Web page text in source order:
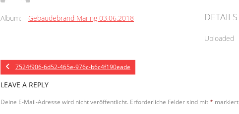
Album: Gebäudebrand Maring 03.06.2018 DETAILS
Uploaded
7524f906-6d52-465e-976c-b6c4f190eade
LEAVE A REPLY
Deine E-Mail-Adresse wird nicht veröffentlicht. Erforderliche Felder sind mit* markiert